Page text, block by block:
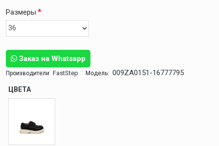
Заказ на Whatsapp
Производители FastStep Модель: 009ZA0151-16777795
Размеры
ЦВЕТА